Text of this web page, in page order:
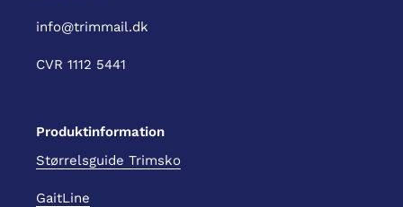
info@trimmail.dk
CVR 1112 5441
Produktinformation
Størrelsguide Trimsko
GaitLine